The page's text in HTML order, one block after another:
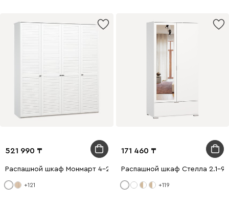
521 990
Распашной шкаф Монмарт 4-200x240 Белый
+121
171 460
Распашной шкаф Стелла 2.1-
+119